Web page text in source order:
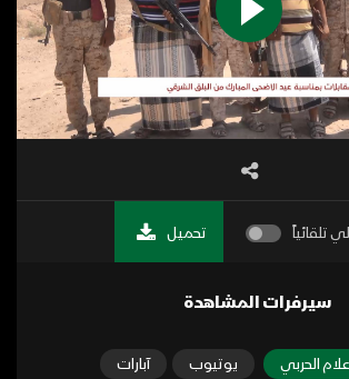
تلقائياً تحميل
سيرفرات المشاهدة
الحربي يوتيوب آبارات